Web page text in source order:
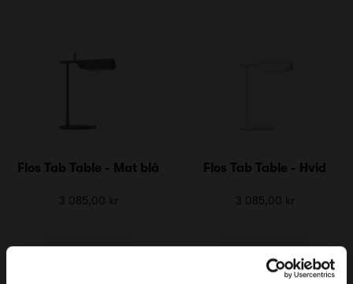
Flos Tab Table - Mat blå
3 085,00 kr
Flos Tab Table - Hvid
3 085,00 kr